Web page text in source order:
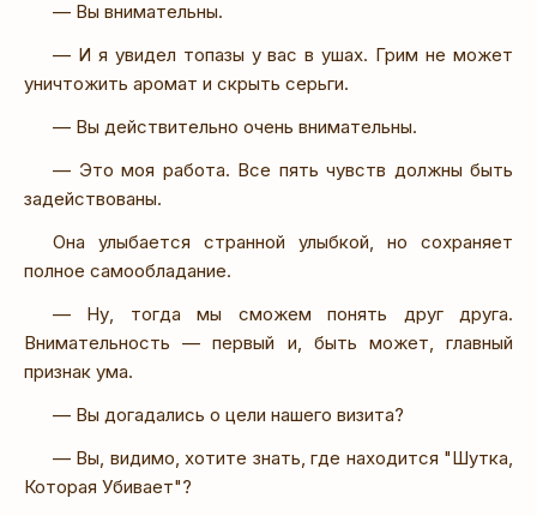
— Вы внимательны.
— И я увидел топазы у вас в ушах. Грим не может
уничтожить аромат и скрыть серьги.
— Вы действительно очень внимательны.
— Это моя работа. Все пять чувств должны быть
задействованы.
Она улыбается странной улыбкой, но сохраняет
полное самообладание.
— Ну, тогда мы сможем понять друг друга.
Внимательность — первый и, быть может, главный
признак ума.
— Вы догадались о цели нашего визита?
— Вы, видимо, хотите знать, где находится "Шутка,
Которая Убивает"?